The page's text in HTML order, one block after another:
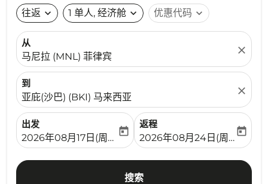
往返 expand_more 1 单人, 经济舱 expand_more 优惠代码 expand_more
从
马尼拉 (MNL) 菲律宾
close
到
亚庇(沙巴) (BKI) 马来西亚
close
出发
fc-booking-departure-date-aria-label
2026年08月17日(周一)
today
返程
fc-booking-return-date-
2026年08月24日(周一)
today
搜索